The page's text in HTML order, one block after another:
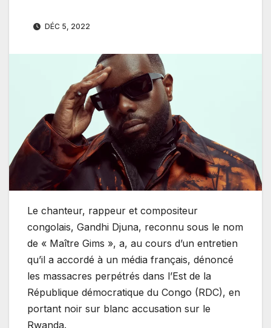
DÉC 5, 2022
Le chanteur, rappeur et compositeur
congolais, Gandhi Djuna, reconnu sous le nom
de « Maître Gims », a, au cours d’un entretien
qu’il a accordé à un média français, dénoncé
les massacres perpétrés dans l’Est de la
République démocratique du Congo (RDC), en
portant noir sur blanc accusation sur le
Rwanda.